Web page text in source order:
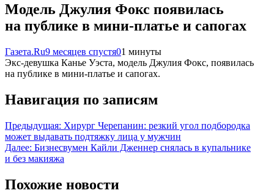
Модель Джулия Фокс появилась
на публике в мини-платье и сапогах
Газета.Ru9 месяцев спустя01 минуты
Экс-девушка Канье Уэста, модель Джулия Фокс, появилась
на публике в мини-платье и сапогах.
Навигация по записям
Предыдущая: Хирург Черепанин: резкий угол подбородка
может выдавать подтяжку лица у мужчин
Далее: Бизнесвумен Кайли Дженнер снялась в купальнике
и без макияжа
Похожие новости